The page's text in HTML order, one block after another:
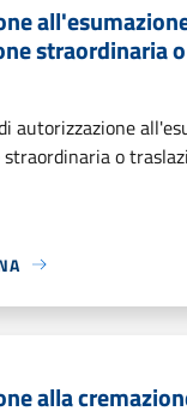
straordinaria o
autorizzazione
o
alla